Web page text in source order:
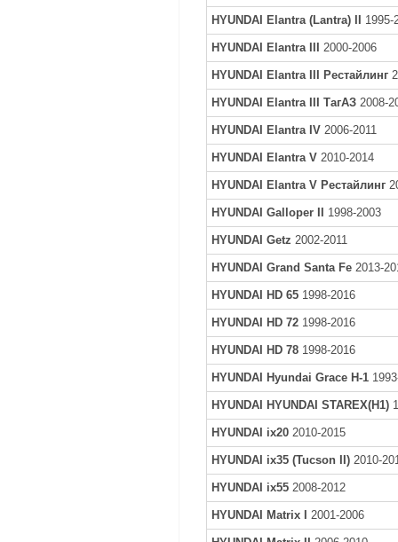
HYUNDAI Elantra (Lantra) II 1995-
HYUNDAI Elantra III 2000-2006
HYUNDAI Elantra III Рестайлинг
HYUNDAI Elantra III ТагАЗ 2008-
HYUNDAI Elantra IV 2006-2011
HYUNDAI Elantra V 2010-2014
HYUNDAI Elantra V Рестайлинг
HYUNDAI Galloper II 1998-2003
HYUNDAI Getz 2002-2011
HYUNDAI Grand Santa Fe 2013-
HYUNDAI HD 65 1998-2016
HYUNDAI HD 72 1998-2016
HYUNDAI HD 78 1998-2016
HYUNDAI Hyundai Grace H-1
HYUNDAI HYUNDAI STAREX(H1)
HYUNDAI ix20 2010-2015
HYUNDAI ix35 (Tucson II) 2010-
HYUNDAI ix55 2008-2012
HYUNDAI Matrix I 2001-2006